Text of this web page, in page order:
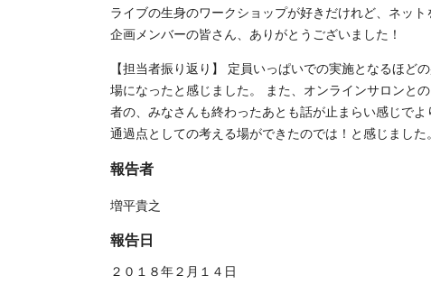
ライブの生身のワークショップが好きだけれど、ネッ
企画メンバーの皆さん、ありがとうございました！
【担当者振り返り】 定員いっぱいでの実施となるほ
場になったと感じました。 また、オンラインサロンと
者の、みなさんも終わったあとも話が止まらい感じで
通過点としての考える場ができたのでは！と感じました。
報告者
増平貴之
報告日
２０１８年２月１４日